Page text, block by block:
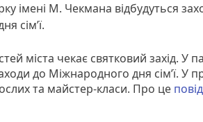
імені М. Чекмана відбудуться
сім’ї.
міста чекає святковий захід. У
до Міжнародного дня сім’ї. У
та майстер-класи. Про це